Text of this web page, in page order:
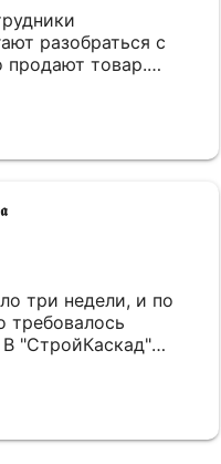
разобраться с
продают товар.
решение и ничего
Остался доволен и
и обслуживанием.
три недели, и по
требовалось
"СтройКаскад"
всё
даже доходчиво
выбрать для